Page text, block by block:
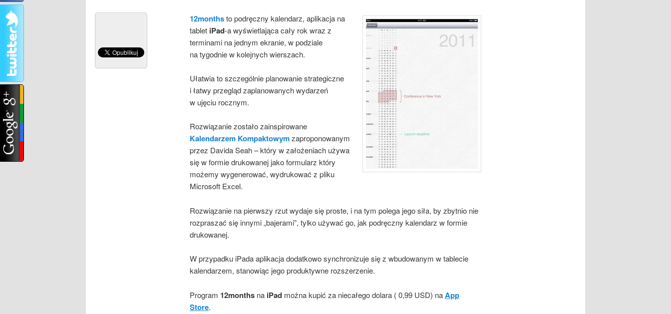
12monthsto podręczny kalendarz, aplikacja na
tablet iPad-a wyświetlająca cały rok wraz z
terminami na jednym ekranie, w podziale
na tygodnie w kolejnych wierszach.
Ułatwia to szczególnie planowanie strategiczne
i łatwy przegląd zaplanowanych wydarzeń
w ujęciu rocznym.
Rozwiązanie zostało zainspirowane
Kalendarzem Kompaktowymzaproponowanym
przez Davida Seah – który w założeniach używa
się w formie drukowanej jako formularz który
możemy wygenerować, wydrukować z pliku
Microsoft Excel.
Rozwiązanie na pierwszy rzut wydaje się proste, i na tym polega jego siła, by zbytnio nie
rozpraszać się innymi „bajerami”, tylko używać go, jak podręczny kalendarz w formie
drukowanej.
W przypadku iPada aplikacja dodatkowo synchronizuje się z wbudowanym w tablecie
kalendarzem, stanowiąc jego produktywne rozszerzenie.
Program 12monthsna iPadmożna kupić za niecałego dolara ( 0,99 USD) naApp
Store.